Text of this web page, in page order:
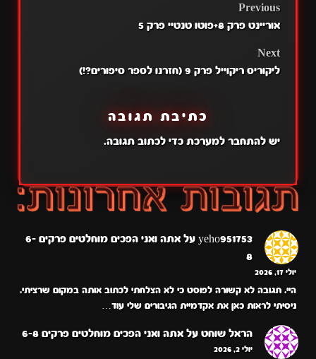
POST
Previous
אוריינט פרק 8+פוטו טנטיי פרק 5
Next
ליקוריס ריקוייל פרק 9 (חזרנו לספר סיפורים?!)
כתיבת תגובה
יש להתחבר למערכתכדי לכתוב תגובה.
yeho951753 על
אתה ואני הפכים מוחלטים פרקים 6-
8
יולי 17, 2026
היי. תגובה לא קשורה לפוסט כי לא הצלחתי לכתוב אותה במקום שרציתי.
ניסיתי לראות כאן את אקדמיית הגיבורים שלי עוד…
הראל שוחט על אתה ואני הפכים מוחלטים פרקים 6-8
יולי 2, 2026